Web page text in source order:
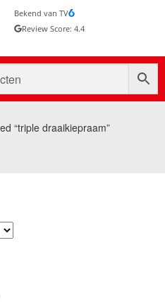
Bekend van TV
Review Score: 4.4
“triple draaikiepraam”